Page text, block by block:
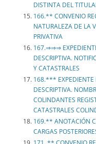
DISTINTA DEL
166.** CONVENIO
NATURALEZA DE LA
PRIVATIVA
167.⇒⇒⇒
DESCRIPTIVA.
Y CATASTRALES
168.*** EXPEDIENTE
DESCRIPTIVA.
COLINDANTES
CATASTRALES
169.** ANOTACIÓN
CARGAS